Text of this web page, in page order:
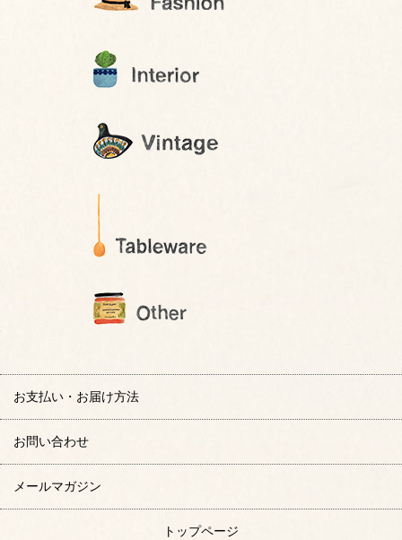
お支払い・お届け方法
お問い合わせ
メールマガジン
トップページ